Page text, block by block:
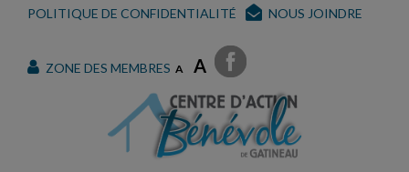
POLITIQUE DE CONFIDENTIALITÉ NOUS JOINDRE
ZONE DES MEMBRES A A